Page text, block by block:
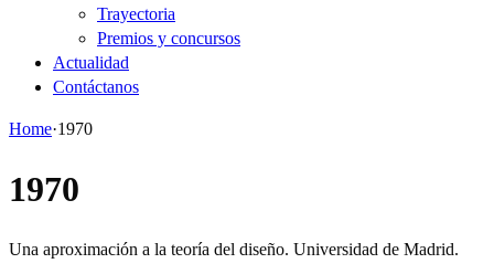
Trayectoria
Premios y concursos
Actualidad
Contáctanos
Home·1970
1970
Una aproximación a la teoría del diseño. Universidad de Madrid.